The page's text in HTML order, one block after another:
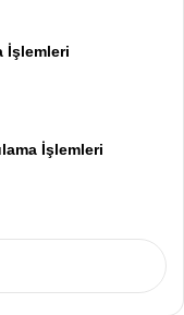
İşlemleri
İşlemleri